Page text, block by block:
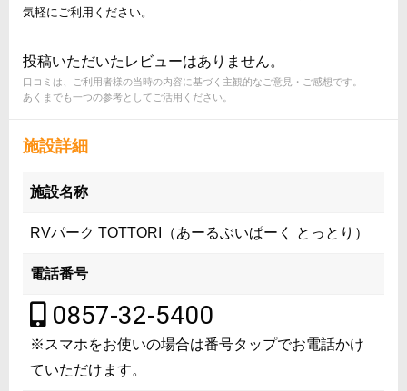
気軽にご利用ください。
投稿いただいたレビューはありません。
口コミは、ご利用者様の当時の内容に基づく主観的なご意見・ご感想です。
あくまでも一つの参考としてご活用ください。
施設詳細
施設名称
RVパーク TOTTORI（あーるぶいぱーく とっとり）
電話番号
0857-32-5400
※スマホをお使いの場合は番号タップでお電話かけ
ていただけます。